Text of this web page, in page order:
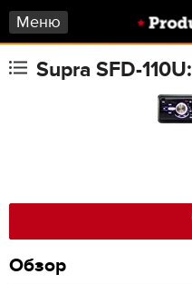
Меню
Supra SFD-110U:
Обзор